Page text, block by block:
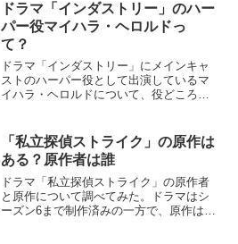
ドラマ「インダストリー」のハー
パー役マイハラ・ヘロルドっ
て？
ドラマ「インダストリー」にメインキャ
ストのハーパー役として出演しているマ
イハラ・ヘロルドについて、役どころ、
ら…？！
「私立探偵ストライク」の原作は
ある？原作者は誰
ドラマ「私立探偵ストライク」の原作者
と原作について調べてみた。ドラマはシ
ーズン6まで制作済みの一方で、原作は2